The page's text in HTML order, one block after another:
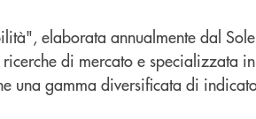
elaborata annualmente dal
di mercato e specializzata
una gamma diversificata di